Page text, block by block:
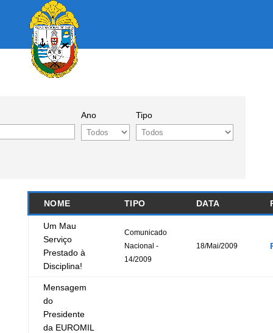
Ano Tipo
NOME TIPO DATA
Um Mau
Serviço
Prestado à
Disciplina!
Comunicado
Nacional -
14/2009
18/Mai/2009
Mensagem
do
Presidente
da EUROMIL